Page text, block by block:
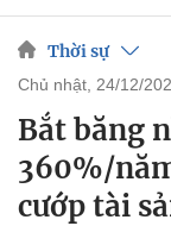
Thời sự
chủ nhật, 24/12/
Bắt băng
360%/
cướp tài